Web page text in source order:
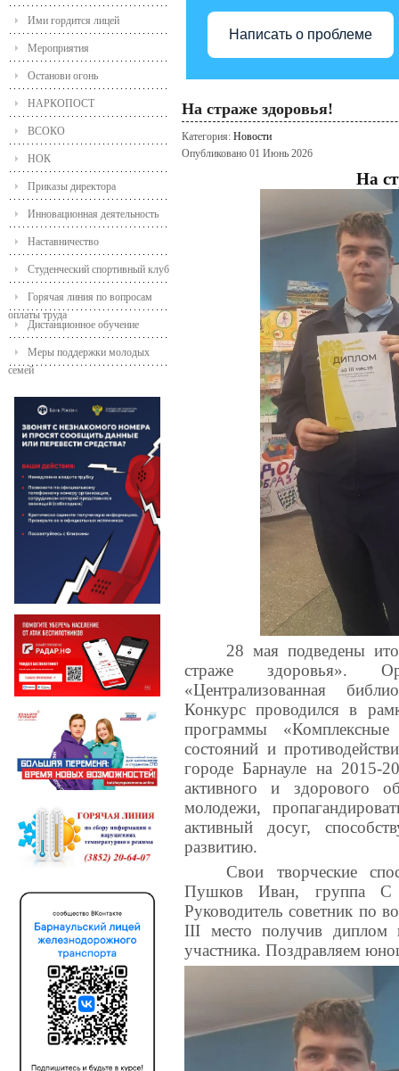
Ими гордится лицей
Мероприятия
Останови огонь
НАРКОПОСТ
ВСОКО
НОК
Приказы директора
Инновационная деятельность
Наставничество
Студенческий спортивный клуб
Горячая линия по вопросам
оплаты труда
Дистанционное обучение
Меры поддержки молодых
семей
Написать о проблеме
На страже здоровья!
Категория: Новости
Опубликовано 01 Июнь 2026
На
28 мая подведены
страже здоровья».
«Централизованная
Конкурс проводился в
программы
состояний и
городе Барнауле на 2015-
активного и здорового
молодежи,
активный досуг,
развитию.
Свои творческие
Пушков Иван, группа С
Руководитель советник по
III место получив диплом
участника. Поздравляем